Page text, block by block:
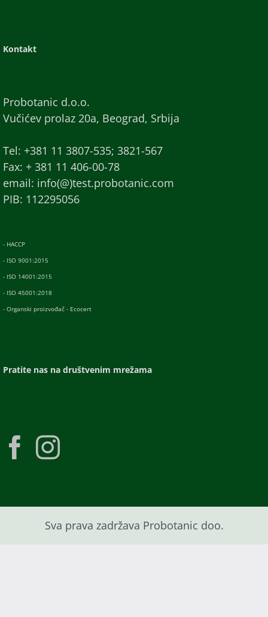
Kontakt
Probotanic d.o.o.
Vučićev prolaz 20a, Beograd, Srbija
Tel: +381 11 3807-535; 3821-567
Fax: + 381 11 406-00-78
email: info(@)test.probotanic.com
PIB: 112295056
- HACCP
- ISO 9001:2015
- ISO 14001:2015
- ISO 45001:2018
- Organski proizvođač - Ecocert
Pratite nas na društvenim mrežama
Sva prava zadržava Probotanic doo.